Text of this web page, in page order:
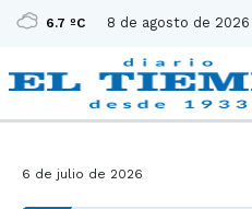
6.7 ºC 8 de agosto de 2026
6 de julio de 2026